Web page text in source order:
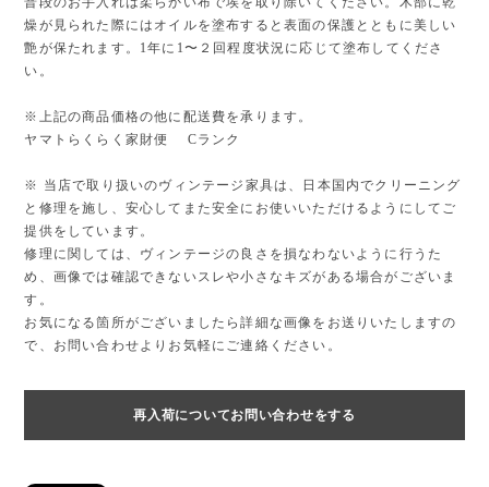
燥が見られた際にはオイルを塗布すると表面の保護とともに美しい
艶が保たれます。1年に1〜２回程度状況に応じて塗布してくださ
い。
※上記の商品価格の他に配送費を承ります。
ヤマトらくらく家財便 Cランク
※ 当店で取り扱いのヴィンテージ家具は、日本国内でクリーニング
と修理を施し、安心してまた安全にお使いいただけるようにしてご
提供をしています。
修理に関しては、ヴィンテージの良さを損なわないように行うた
め、画像では確認できないスレや小さなキズがある場合がございま
す。
お気になる箇所がございましたら詳細な画像をお送りいたしますの
で、お問い合わせよりお気軽にご連絡ください。
再入荷についてお問い合わせをする